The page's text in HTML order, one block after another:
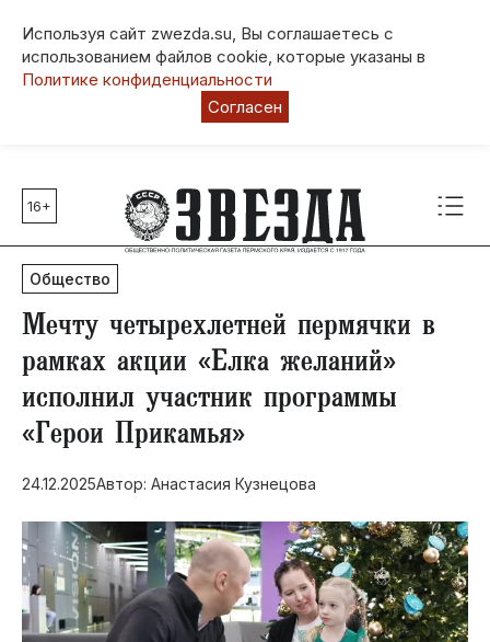
Используя сайт zwezda.su, Вы соглашаетесь с
использованием файлов cookie, которые указаны в
Политике конфиденциальности
Согласен
Главные темы
80 лет Победы
Молодежная столица РФ
СВО
Выборы в Пермском крае
Социальная поддержка
Инфраструктура
Благоустройство
16+
Общество
​Мечту четырехлетней пермячки в
рамках акции «Елка желаний»
исполнил участник программы
«Герои Прикамья»
24.12.2025Автор: Анастасия Кузнецова